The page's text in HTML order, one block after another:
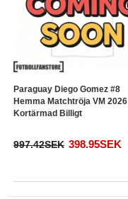
Paraguay Diego Gomez #8
Hemma Matchtröja VM 2026
Kortärmad Billigt
997.42SEK 398.95SEK